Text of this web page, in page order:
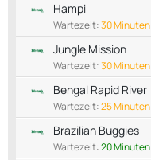
Hampi
Wartezeit:30 Minuten
Jungle Mission
Wartezeit:30 Minuten
Bengal Rapid River
Wartezeit:25 Minuten
Brazilian Buggies
Wartezeit:20 Minuten